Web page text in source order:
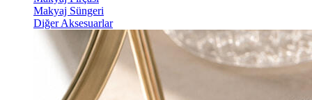
Makyaj Süngeri
Diğer Aksesuarlar